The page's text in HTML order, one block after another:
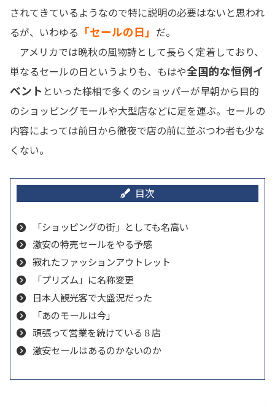
されてきているようなので特に説明の必要はないと思われ
るが、いわゆる
「セールの日」
だ。
アメリカでは晩秋の風物詩として長らく定着しており、
単なるセールの日というよりも、もはや全国的な恒例イ
ベント といった様相で多くのショッパーが早朝から目的
のショッピングモールや大型店などに足を運ぶ。セールの
内容によっては前日から徹夜で店の前に並ぶつわ者も少な
くない。
「ショッピングの街」としても名高い
激安の特売セールをやる予感
寂れたファッションアウトレット
「プリズム」に名称変更
日本人観光客で大盛況だった
「あのモールは今」
頑張って営業を続けている８店
激安セールはあるのかないのか